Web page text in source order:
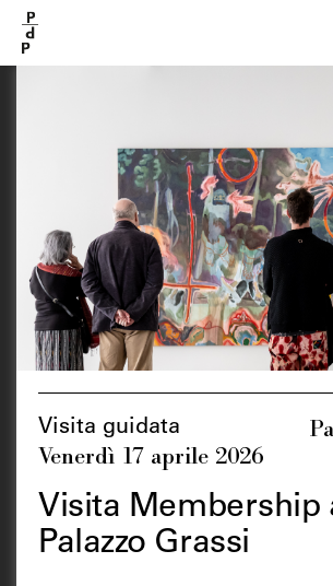
contenuto
principale
Visita guidata
Venerdì 17 aprile 2026
Visita Membership
Palazzo Grassi